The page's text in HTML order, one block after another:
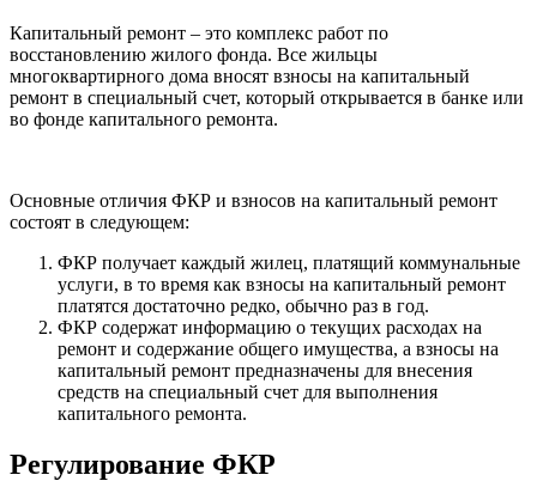
Капитальный ремонт – это комплекс работ по
восстановлению жилого фонда. Все жильцы
многоквартирного дома вносят взносы на капитальный
ремонт в специальный счет, который открывается в банке или
во фонде капитального ремонта.
Основные отличия ФКР и взносов на капитальный ремонт
состоят в следующем:
ФКР получает каждый жилец, платящий коммунальные
услуги, в то время как взносы на капитальный ремонт
платятся достаточно редко, обычно раз в год.
ФКР содержат информацию о текущих расходах на
ремонт и содержание общего имущества, а взносы на
капитальный ремонт предназначены для внесения
средств на специальный счет для выполнения
капитального ремонта.
Регулирование ФКР